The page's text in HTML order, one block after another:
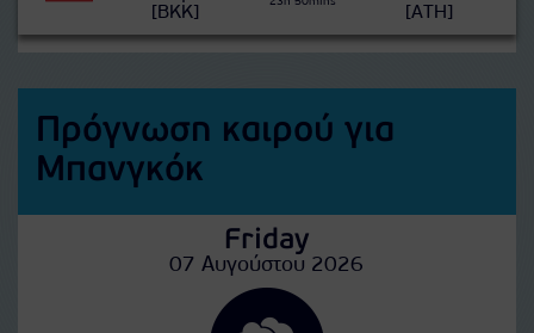
[BKK]
[ATH]
Πρόγνωση καιρού για
Μπανγκόκ
Friday
07 Αυγούστου 2026